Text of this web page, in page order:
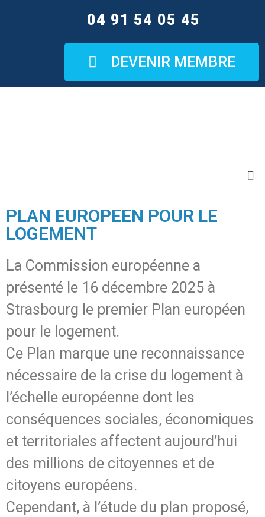
04 91 54 05 45
DEVENIR MEMBRE
PLAN EUROPEEN POUR LE
LOGEMENT
La Commission européenne a
présenté le 16 décembre 2025 à
Strasbourg le premier Plan européen
pour le logement.
Ce Plan marque une reconnaissance
nécessaire de la crise du logement à
l’échelle européenne dont les
conséquences sociales, économiques
et territoriales affectent aujourd’hui
des millions de citoyennes et de
citoyens européens.
Cependant, à l’étude du plan proposé,